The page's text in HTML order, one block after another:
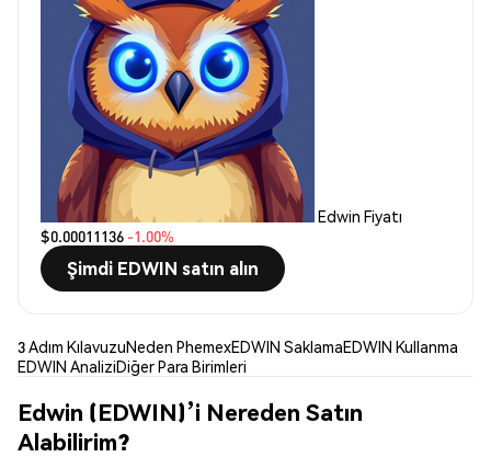
Edwin Fiyatı
$0.00011136 -1.00%
Şimdi EDWIN satın alın
3 Adım KılavuzuNeden PhemexEDWIN SaklamaEDWIN Kullanma
EDWIN AnaliziDiğer Para Birimleri
Edwin (EDWIN)’i Nereden Satın
Alabilirim?